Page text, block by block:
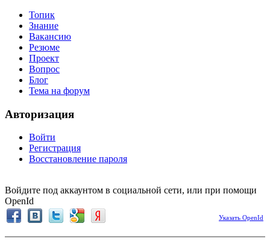
Топик
Знание
Вакансию
Резюме
Проект
Вопрос
Блог
Тема на форум
Авторизация
Войти
Регистрация
Восстановление пароля
Войдите под аккаунтом в социальной сети, или при помощи
OpenId
Указать OpenId